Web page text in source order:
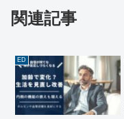
関連記事
ED